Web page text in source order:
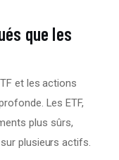
que les
et les actions
Les ETF,
plus sûrs,
plusieurs actifs.